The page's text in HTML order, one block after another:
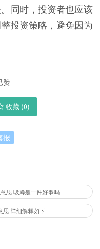
同时，投资者也应该
投资策略，避免因为
赞
收藏 (0)
报
思 吸筹是一件好事吗
思 详细解释如下